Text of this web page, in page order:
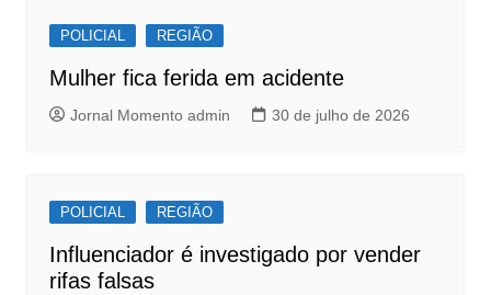
o
o
k
p
p
POLICIAL REGIÃO
Mulher fica ferida em acidente
Jornal Momento admin 30 de julho de 2026
POLICIAL REGIÃO
Influenciador é investigado por vender
rifas falsas